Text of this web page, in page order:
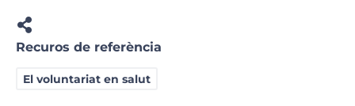
Recuros de referència
El voluntariat en salut